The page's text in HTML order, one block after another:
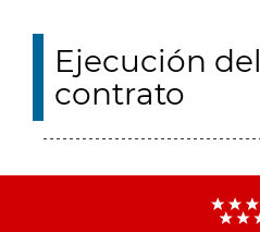
Ejecución del
contrato